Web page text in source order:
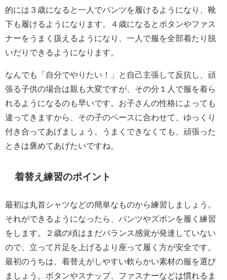
的には３歳になると一人でパンツを履けるようになり、靴
下も履けるようになります。４歳になるとボタンやファス
ナーをうまく扱えるようになり、一人で服を全部着たり脱
いだりできるようになります。
なんでも「自分でやりたい！」と自己主張して反抗し、頑
張る子供の場合は親も大変ですが、その分１人で服を着ら
れるようになるのも早いです。お子さんの性格によっても
違ってきますから、その子のペースに合わせて、ゆっくり
付き合ってあげましょう。うまくできなくても、頑張った
ときは褒めてあげたいですね。
着替え練習のポイント
最初は丸首シャツなどの簡単なものから練習しましょう。
それができるようになったら、パンツやズボンを履く練習
をします。２歳の頃はまだバランス感覚が発達していない
ので、立って片足を上げるより座って履く方が安全です。
最初のうちは、着替えがしやすい軟らかい素材の服を選び
ましょう。ボタンやスナップ、ファスナーなどは慣れるま